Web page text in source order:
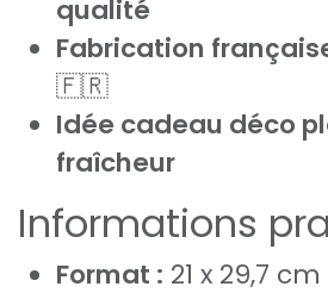
qualité
Fabrication
🇫🇷
Idée cadeau déco
fraîcheur
Informations
Format : 21 x 29,7